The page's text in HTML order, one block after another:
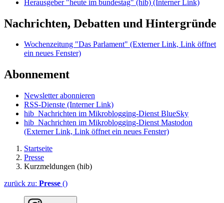
Herausgeber "heute im bundestag" (hib) (Interner Link)
Nachrichten, Debatten und Hintergründe
Wochenzeitung "Das Parlament" (Externer Link, Link öffnet
ein neues Fenster)
Abonnement
Newsletter abonnieren
RSS-Dienste (Interner Link)
hib_Nachrichten im Mikroblogging-Dienst BlueSky
hib_Nachrichten im Mikroblogging-Dienst Mastodon
(Externer Link, Link öffnet ein neues Fenster)
Startseite
Presse
Kurzmeldungen (hib)
zurück zu: Presse ()